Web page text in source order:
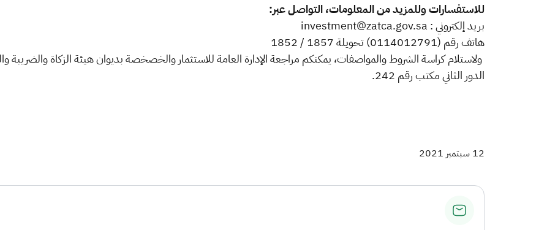
للاستفسارات وللمزيد من المعلومات، التواصل عبر:
بريد إلكتروني : investment@zatca.gov.sa
هاتف رقم (0114012791) تحويلة 1857 / 1852
الدور الثاني مكتب رقم 242.
12 سبتمبر 2021